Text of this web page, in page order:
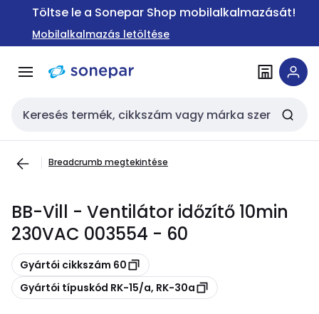
Ugrás a
Ugrás a
tartalomra
Töltse le a Sonepar Shop mobilalkalmazását!
Mobilalkalmazás letöltése
Keresési bemenet
Breadcrumb megtekintése
BB-Vill - Ventilátor időzítő 10min
230VAC 003554 - 60
Másolás
Gyártói cikkszám 60
Másolás
Gyártói típuskód RK-15/a, RK-30a